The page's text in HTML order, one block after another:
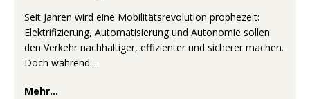
Seit Jahren wird eine Mobilitätsrevolution prophezeit:
Elektrifizierung, Automatisierung und Autonomie sollen
den Verkehr nachhaltiger, effizienter und sicherer machen.
Doch während...
Mehr...